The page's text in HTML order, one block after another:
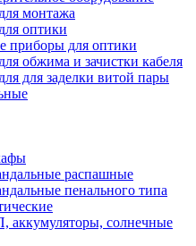
монтажа
оптики
приборы для оптики
обжима и зачистки кабеля
для заделки витой пары
распашные
пенального типа
аккумуляторы, солнечные